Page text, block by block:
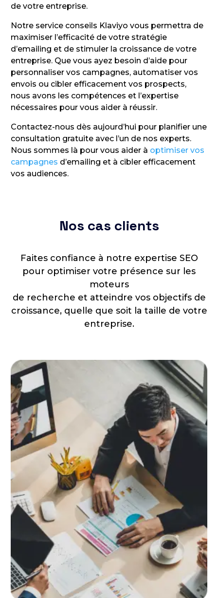
de votre entreprise.
Notre service conseils Klaviyo vous permettra de
maximiser l’efficacité de votre stratégie
d’emailing et de stimuler la croissance de votre
entreprise. Que vous ayez besoin d’aide pour
personnaliser vos campagnes, automatiser vos
envois ou cibler efficacement vos prospects,
nous avons les compétences et l’expertise
nécessaires pour vous aider à réussir.
Contactez-nous dès aujourd’hui pour planifier une
consultation gratuite avec l’un de nos experts.
Nous sommes là pour vous aider à optimiser vos
campagnes d’emailing et à cibler efficacement
vos audiences.
Nos cas clients
Faites confiance à notre expertise SEO
pour optimiser votre présence sur les
moteurs
de recherche et atteindre vos objectifs de
croissance, quelle que soit la taille de votre
entreprise.